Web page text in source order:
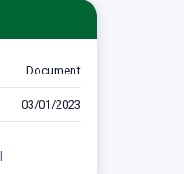
Document
03/01/2023